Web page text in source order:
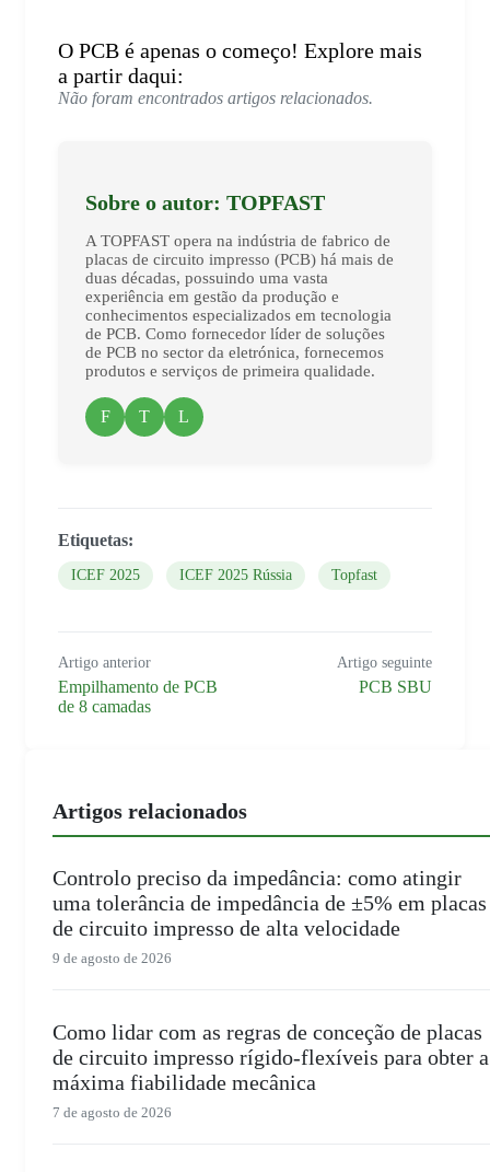
O PCB é apenas o começo! Explore mais
a partir daqui:
Não foram encontrados artigos relacionados.
Sobre o autor: TOPFAST
A TOPFAST opera na indústria de fabrico de
placas de circuito impresso (PCB) há mais de
duas décadas, possuindo uma vasta
experiência em gestão da produção e
conhecimentos especializados em tecnologia
de PCB. Como fornecedor líder de soluções
de PCB no sector da eletrónica, fornecemos
produtos e serviços de primeira qualidade.
F T L
Etiquetas:
ICEF 2025 ICEF 2025 Rússia Topfast
Artigo anterior
Empilhamento de PCB
de 8 camadas
Artigo seguinte
PCB SBU
Artigos relacionados
Controlo preciso da impedância: como atingir
uma tolerância de impedância de ±5% em placas
de circuito impresso de alta velocidade
9 de agosto de 2026
Como lidar com as regras de conceção de placas
de circuito impresso rígido-flexíveis para obter a
máxima fiabilidade mecânica
7 de agosto de 2026